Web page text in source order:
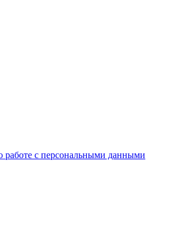
работе с персональными данными